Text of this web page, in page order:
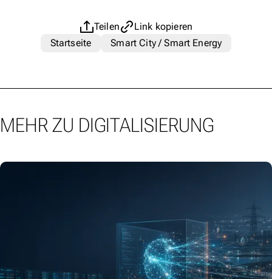
Teilen
Link kopieren
Startseite
Smart City / Smart Energy
MEHR ZU DIGITALISIERUNG